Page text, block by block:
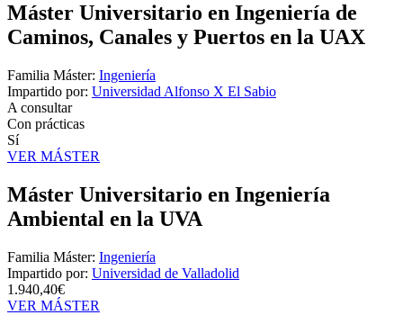
Máster Universitario en Ingeniería de
Caminos, Canales y Puertos en la UAX
Familia Máster: Ingeniería
Impartido por: Universidad Alfonso X El Sabio
A consultar
Con prácticas
Sí
VER MÁSTER
Máster Universitario en Ingeniería
Ambiental en la UVA
Familia Máster: Ingeniería
Impartido por: Universidad de Valladolid
1.940,40€
VER MÁSTER